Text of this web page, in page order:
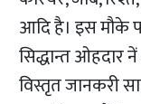
आदि है। इस मौके
सिद्धान्त
विस्तृत जानकरी